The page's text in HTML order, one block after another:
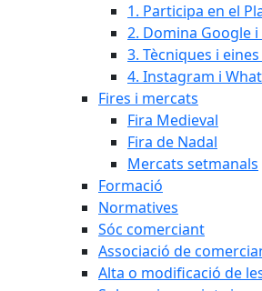
1. Participa en el
2. Domina Google
3. Tècniques i
4. Instagram i
Fires i mercats
Fira Medieval
Fira de Nadal
Mercats setmanals
Formació
Normatives
Sóc comerciant
Associació de
Alta o modificació de